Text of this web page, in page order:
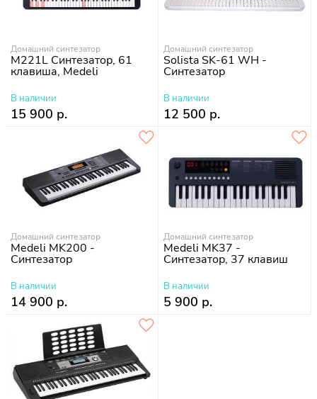
Домашний синтезатор
M221L Синтезатор, 61
клавиша, Medeli
В наличии
15 900 р.
Домашний синтезатор
Solista SK-61 WH -
Синтезатор
В наличии
12 500 р.
Домашний синтезатор
Medeli MK200 -
Синтезатор
В наличии
14 900 р.
Домашний синтезатор
Medeli MK37 -
Синтезатор, 37 клавиш
В наличии
5 900 р.